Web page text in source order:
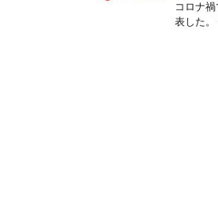
コロナ
表した